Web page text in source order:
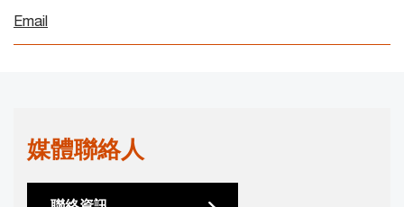
Email
媒體聯絡人